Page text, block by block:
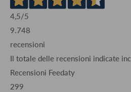
4,5/5
9.748
recensioni
Il totale delle recensioni indicate
Recensioni Feedaty
299